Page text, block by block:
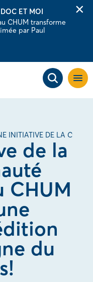
ET MOI
CHUM transforme
par Paul
la
INITIATIVE DE LA
de la
CHUM
du